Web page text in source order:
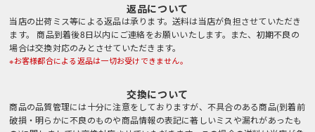
返品について
当店の出荷ミス等による返品は承ります。送料は当店が負担させていただき
ます。 商品到着後8日以内にご連絡をお願いいたします。また、初期不良の
場合は交換対応のみとさせていただきます。
※お客様都合による返品は一切お受けできません。
交換について
商品の品質管理には十分に注意をしておりますが、不具合のある商品(到着前
破損・明らかに不良のものや商品情報の表記に著しいミスや漏れがあったも